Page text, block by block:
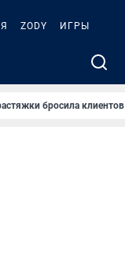
ZODY ИГРЫ
бросила клиентов